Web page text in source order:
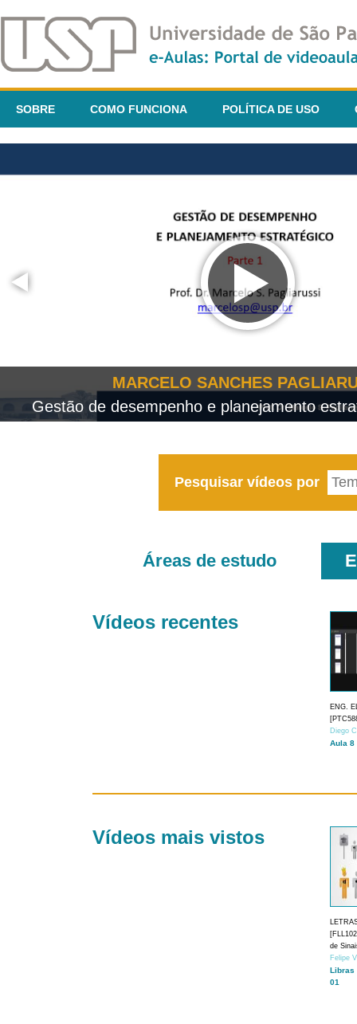
SOBRE COMO FUNCIONA POLÍTICA DE USO
MARCELO SANCHES
Gestão de desempenho e planejamento
Pesquisar vídeos por
Áreas de estudo
Vídeos recentes
ENG.
Diego
Aula 8
Vídeos mais vistos
de
Felipe
Libras
01